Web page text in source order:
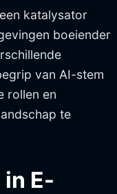
katalysator
boeiender
van AI-stem
rollen en
te
in E-